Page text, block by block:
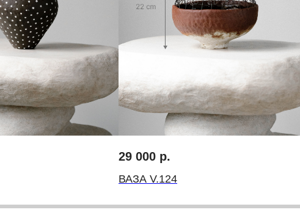
29 000 р.
ВАЗА V.124
Telegram
Запретграм
Политика конциденциальности